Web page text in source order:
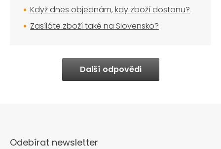
Když dnes objednám, kdy zboží dostanu?
Zasíláte zboží také na Slovensko?
Další odpovědi
Odebírat newsletter